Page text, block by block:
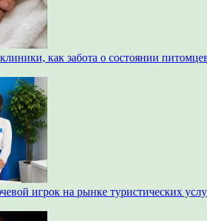
как забота о состоянии
игрок на рынке туристических